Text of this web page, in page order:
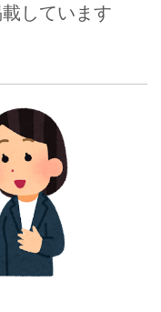
しています